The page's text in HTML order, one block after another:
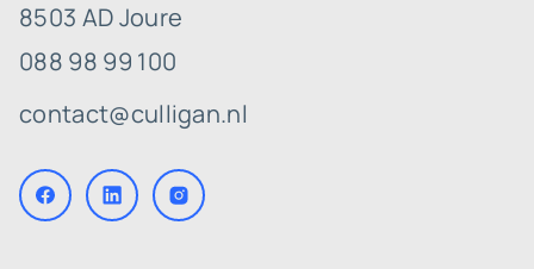
8503 AD Joure
088 98 99 100
contact@culligan.nl